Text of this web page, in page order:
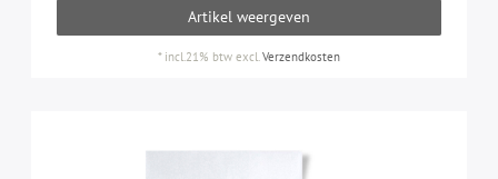
Artikel weergeven
* incl.21% btw excl. Verzendkosten